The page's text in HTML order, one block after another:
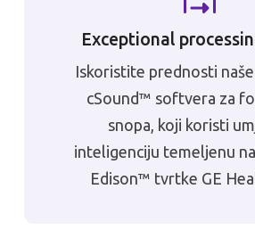
Exceptional
Iskoristite prednosti
cSound™ softvera za
snopa, koji koristi
inteligenciju temeljenu
Edison™ tvrtke GE